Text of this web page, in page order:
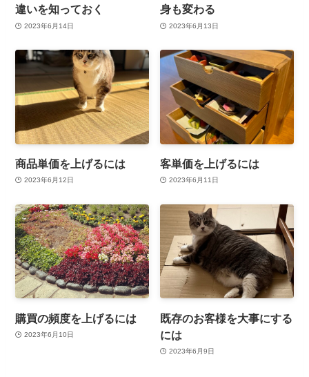
違いを知っておく
2023年6月14日
身も変わる
2023年6月13日
商品単価を上げるには
2023年6月12日
客単価を上げるには
2023年6月11日
購買の頻度を上げるには
2023年6月10日
既存のお客様を大事にする
には
2023年6月9日